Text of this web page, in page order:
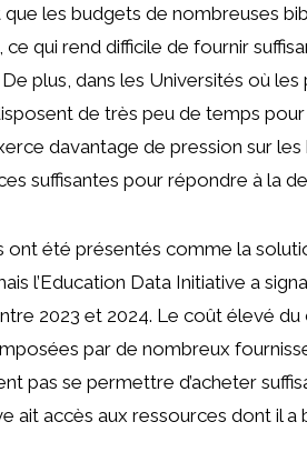
les budgets de nombreuses
qui rend difficile de fournir
plus, dans les Universités où
de très peu de temps
davantage de pression sur
suffisantes pour répondre à la
ont été présentés comme la
l’Education Data Initiative a
2023 et 2024. Le coût élevé
par de nombreux
pas se permettre d’acheter
ait accès aux ressources dont il a